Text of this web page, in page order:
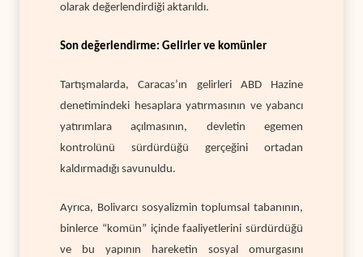
olarak değerlendirdiği aktarıldı.
Son değerlendirme: Gelirler ve komünler
Tartışmalarda, Caracas’ın gelirleri ABD Hazine
denetimindeki hesaplara yatırmasının ve yabancı
yatırımlara açılmasının, devletin egemen
kontrolünü sürdürdüğü gerçeğini ortadan
kaldırmadığı savunuldu.
Ayrıca, Bolivarcı sosyalizmin toplumsal tabanının,
binlerce “komün” içinde faaliyetlerini sürdürdüğü
ve bu yapının hareketin sosyal omurgasını